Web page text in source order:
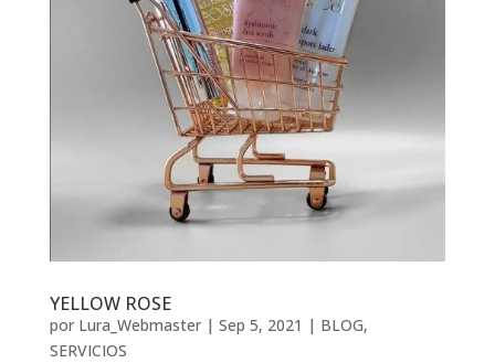
YELLOW ROSE
por Lura_Webmaster| Sep 5, 2021 | BLOG,
SERVICIOS